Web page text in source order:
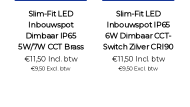
Slim-Fit LED
Inbouwspot
Dimbaar IP65
5W/7W CCT Brass
€11,50 Incl. btw
€9,50 Excl. btw
Slim-Fit LED
Inbouwspot IP65
6W Dimbaar CCT-
Switch Zilver CRI90
€11,50 Incl. btw
€9,50 Excl. btw